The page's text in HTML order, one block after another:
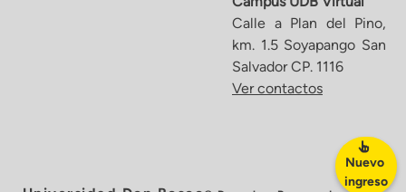
Nuevo
ingreso
Calle a Plan del Pino,
km. 1.5 Soyapango San
Salvador CP. 1116
Ver contactos